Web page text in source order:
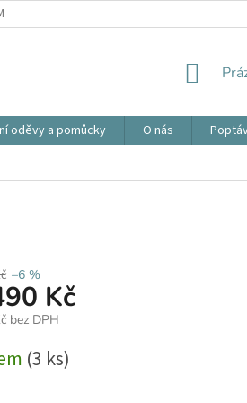
OCHRANY OSOBNÍCH ÚDAJŮ
oděvy a pomůcky O nás
–6 %
Kč
bez DPH
(3 ks)